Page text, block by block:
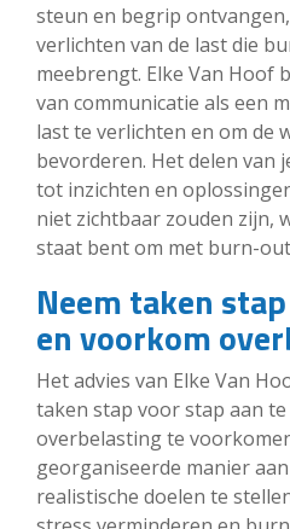
steun en begrip
verlichten van de last die
meebrengt. Elke Van Hoof
van communicatie als een
last te verlichten en om de
bevorderen. Het delen van
tot inzichten en
niet zichtbaar zouden zijn,
staat bent om met burn-
Neem taken
en voorkom
Het advies van Elke Van
taken stap voor stap aan
overbelasting te
georganiseerde manier
realistische doelen te